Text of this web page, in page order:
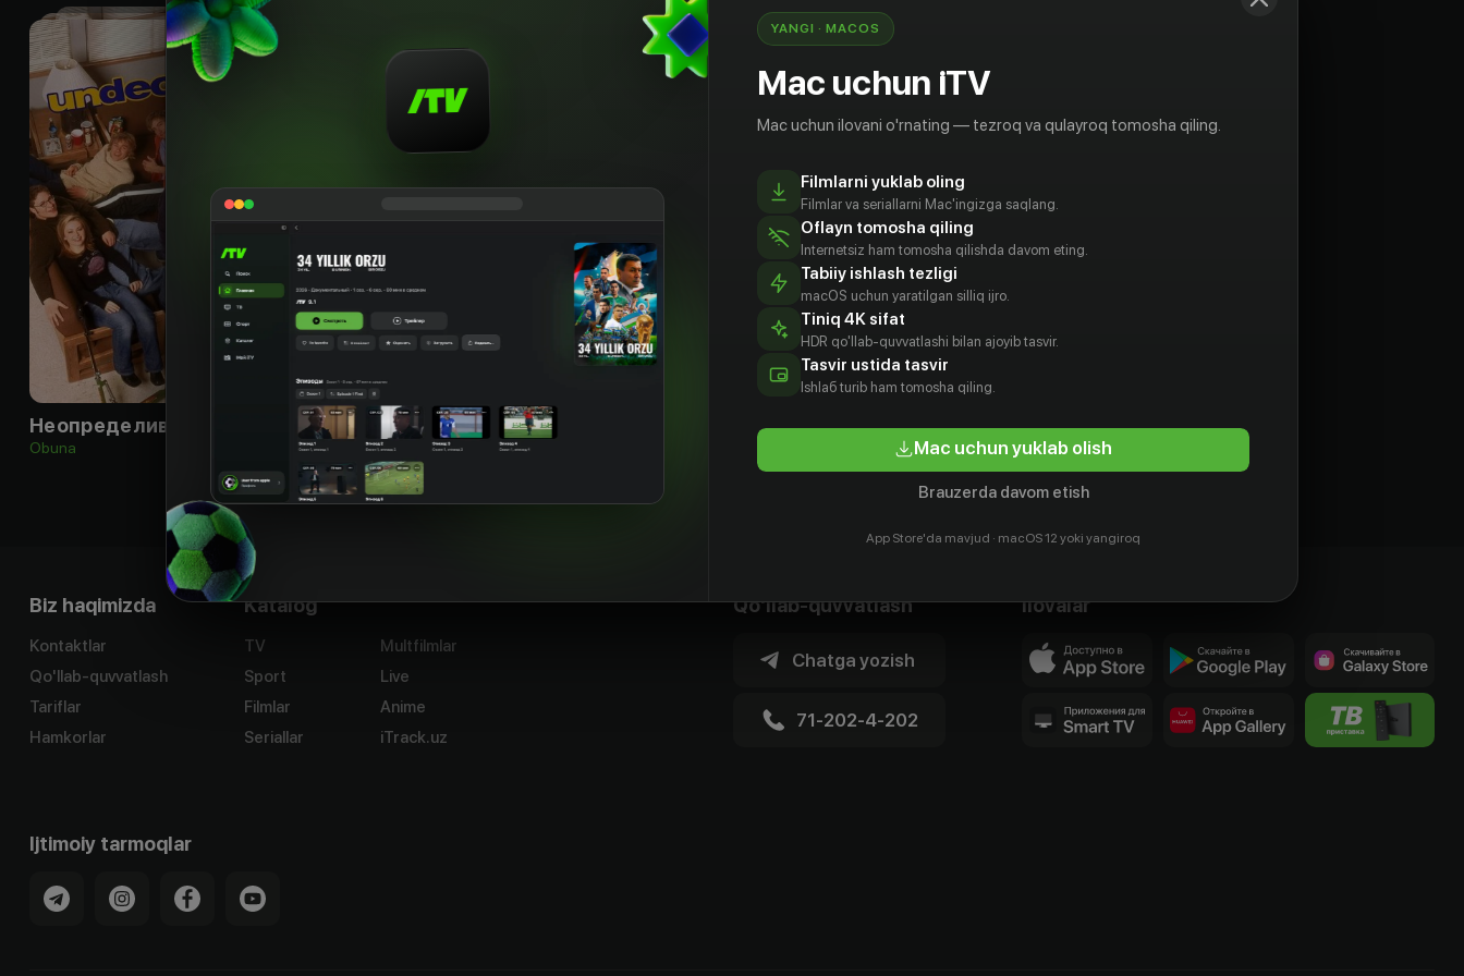
Неопределившиеся
Obuna
Biz haqimizda
Kontaktlar
Qo'llab-quvvatlash
Tariflar
Hamkorlar
Katalog
TV
Sport
Filmlar
Seriallar
Multfilmlar
Live
Anime
iTrack.uz
Qo'llab-quvvatlash
Chatga yozish
71-202-4-202
Ilovalar
Ijtimoiy tarmoqlar
YANGI · MACOS
Mac uchun iTV
Mac uchun ilovani o'rnating — tezroq va qulayroq tomosha qiling.
Filmlarni yuklab oling
Filmlar va seriallarni Mac'ingizga saqlang.
Oflayn tomosha qiling
Internetsiz ham tomosha qilishda davom eting.
Tabiiy ishlash tezligi
macOS uchun yaratilgan silliq ijro.
Tiniq 4K sifat
HDR qo'llab-quvvatlashi bilan ajoyib tasvir.
Tasvir ustida tasvir
Ishlаб turib ham tomosha qiling.
Mac uchun yuklab olish
Brauzerda davom etish
App Store'da mavjud · macOS 12 yoki yangiroq